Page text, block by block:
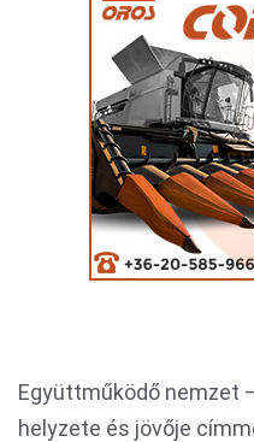
Együttműködő nemzet
helyzete és jövője